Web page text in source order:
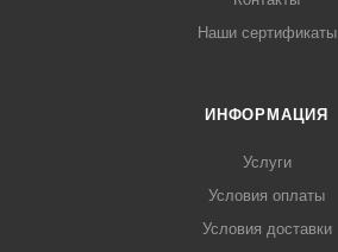
Наши сертификаты
ИНФОРМАЦИЯ
Услуги
Условия оплаты
Условия доставки